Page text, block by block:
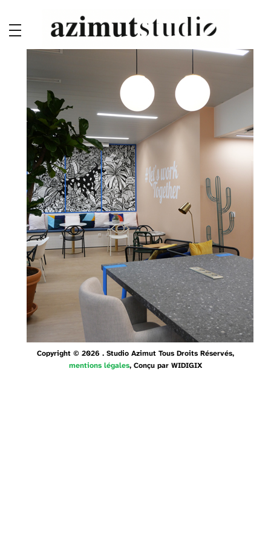
Copyright © 2026 . Studio Azimut Tous Droits Réservés,
mentions légales, Conçu par WIDIGIX